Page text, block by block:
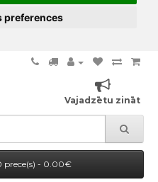
preferences
Vajadzētu zināt
- 0.00€